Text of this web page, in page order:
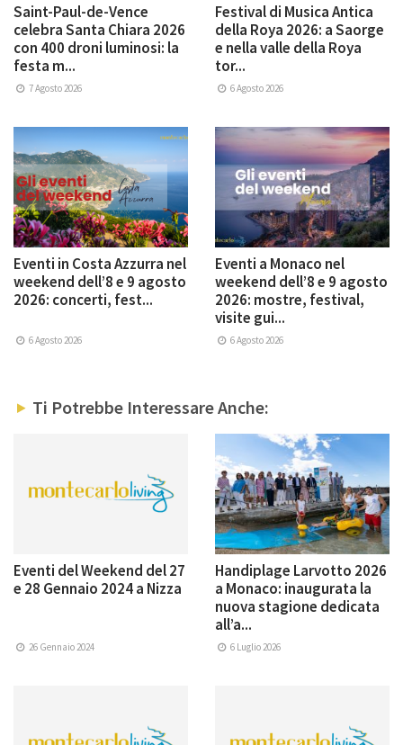
Saint-Paul-de-Vence
celebra Santa Chiara 2026
con 400 droni luminosi: la
festa m...
7 Agosto 2026
Festival di Musica Antica
della Roya 2026: a Saorge
e nella valle della Roya
tor...
6 Agosto 2026
Eventi in Costa Azzurra nel
weekend dell’8 e 9 agosto
2026: concerti, fest...
6 Agosto 2026
Eventi a Monaco nel
weekend dell’8 e 9 agosto
2026: mostre, festival,
visite gui...
6 Agosto 2026
Ti Potrebbe Interessare Anche:
Eventi del Weekend del 27
e 28 Gennaio 2024 a Nizza
26 Gennaio 2024
Handiplage Larvotto 2026
a Monaco: inaugurata la
nuova stagione dedicata
all’a...
6 Luglio 2026